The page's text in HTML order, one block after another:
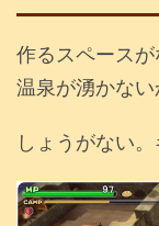
作るスペース
温泉が湧かない
しょうがない